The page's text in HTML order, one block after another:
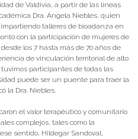
de Valdivia, a partir de las líneas
Dra. Ángela Niebles, quien
talleres de bioadanza en
con la participación de mujeres de
los 7 hasta más de 70 años de
de vinculación territorial de alto
participantes de todas las
puede ser un puente para traer la
la Dra. Niebles.
el valor terapéutico y comunitario
complejos, tales como la
sentido, Hildegar Sandoval,